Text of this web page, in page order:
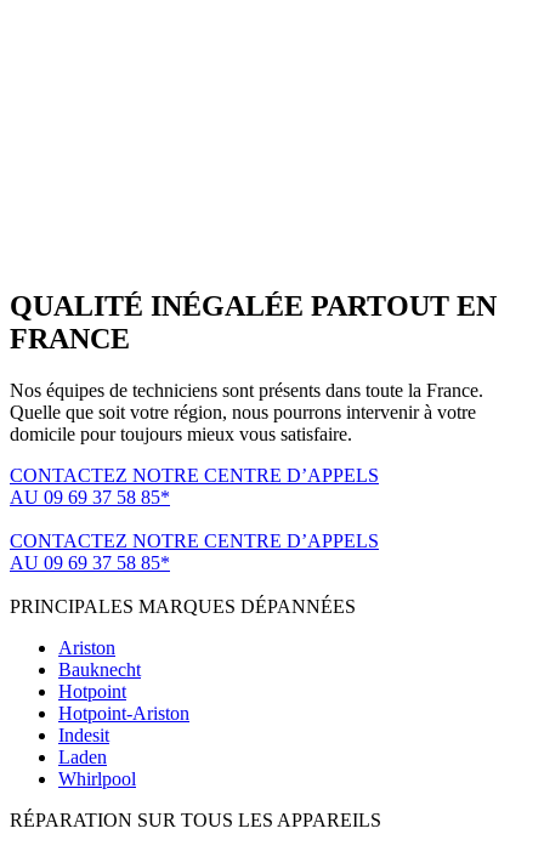
QUALITÉ INÉGALÉE PARTOUT EN
FRANCE
Nos équipes de techniciens sont présents dans toute la France.
Quelle que soit votre région, nous pourrons intervenir à votre
domicile pour toujours mieux vous satisfaire.
CONTACTEZ NOTRE CENTRE D’APPELS
AU 09 69 37 58 85*
CONTACTEZ NOTRE CENTRE D’APPELS
AU 09 69 37 58 85*
PRINCIPALES MARQUES DÉPANNÉES
Ariston
Bauknecht
Hotpoint
Hotpoint-Ariston
Indesit
Laden
Whirlpool
RÉPARATION SUR TOUS LES APPAREILS